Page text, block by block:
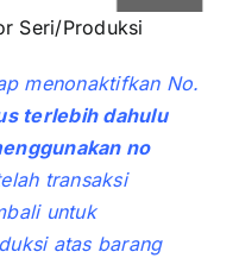
Seri/Produksi
menonaktifkan No.
terlebih dahulu
no
transaksi
untuk
atas barang